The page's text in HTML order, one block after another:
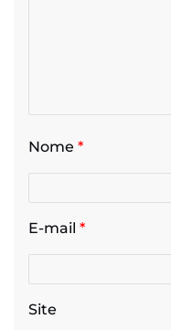
Nome *
E-mail *
Site